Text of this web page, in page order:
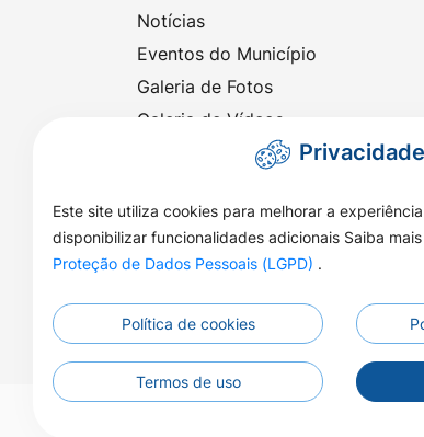
Notícias
Eventos do Município
Galeria de Fotos
Galeria de Vídeos
Audiência Eletrônica
©2026 - Prefeitura Municipal de
Privacidade
Este site utiliza cookies para melhorar a
disponibilizar funcionalidades adicionais Saiba
Proteção de Dados Pessoais (LGPD) .
Política de cookies
Termos de uso